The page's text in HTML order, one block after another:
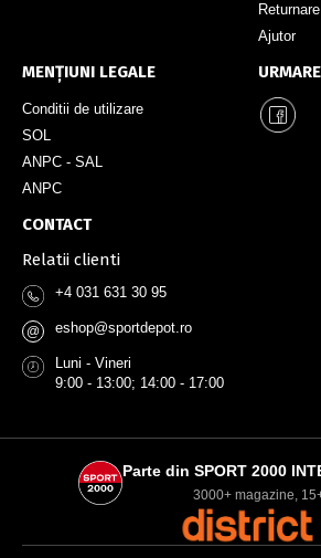
Ajutor
MENȚIUNI LEGALE
Conditii de utilizare
SOL
ANPC - SAL
ANPC
CONTACT
Relatii clienti
+4 031 631 30 95
@ eshop@sportdepot.ro
Luni - Vineri
9:00 - 13:00; 14:00 - 17:00
Parte din SPORT 2000
3000+ magazine,